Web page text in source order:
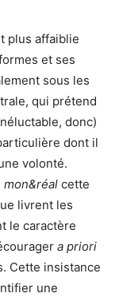
plus affaiblie
et ses
sous les
qui prétend
donc)
dont il
volonté.
mon&réal cette
livrent les
le caractère
a priori
Cette insistance
une